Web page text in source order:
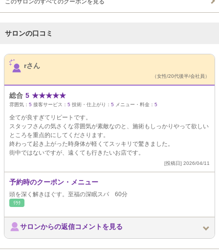
このサロンのすべてのクーポンを見る
サロンの口コミ
サロンPick Up
rさん
（女性/20代後半/会社員）
総合 5 ★★★★★
雰囲気： 5 接客サービス： 5 技術・仕上がり： 5 メニュー・料金： 5
全てが良すぎてリピートです。
スタッフさんの気さくな雰囲気が素敵なのと、施術もしっかりやって欲しい
ところを重点的にしてくださります。
終わって起き上がった時身体が軽くてスッキリで驚きました。
街中ではないですが、遠くても行きたいお店です。
[投稿日] 2026/04/11
予約時のクーポン・メニュー
頭を深く解きほぐす。至福の深眠スパ 60分
ﾘﾗｸ
サロンからの返信コメントを見る